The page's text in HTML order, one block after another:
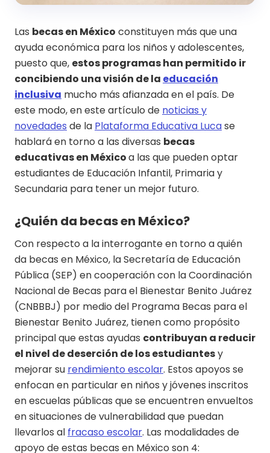
Las becas en México constituyen más que una
ayuda económica para los niños y adolescentes,
puesto que, estos programas han permitido ir
concibiendo una visión de la educación
inclusiva mucho más afianzada en el país. De
este modo, en este artículo de noticias y
novedades de la Plataforma Educativa Lucase
hablará en torno a las diversas becas
educativas en Méxicoa las que pueden optar
estudiantes de Educación Infantil, Primaria y
Secundaria para tener un mejor futuro.
¿Quién da becas en México?
Con respecto a la interrogante en torno a quién
da becas en México, la Secretaría de Educación
Pública (SEP) en cooperación con la Coordinación
Nacional de Becas para el Bienestar Benito Juárez
(CNBBBJ) por medio del Programa Becas para el
Bienestar Benito Juárez, tienen como propósito
principal que estas ayudas contribuyan a reducir
el nivel de deserción de los estudiantesy
mejorar su rendimiento escolar. Estos apoyos se
enfocan en particular en niños y jóvenes inscritos
en escuelas públicas que se encuentren envueltos
en situaciones de vulnerabilidad que puedan
llevarlos al fracaso escolar. Las modalidades de
apoyo de estas becas en México son 4: